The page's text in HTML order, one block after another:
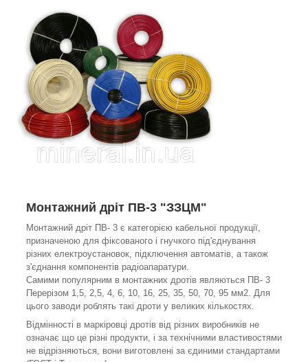
Монтажний дріт ПВ-3 "ЗЗЦМ"
Монтажний дріт ПВ- 3 є категорією кабельної продукції,
призначеною для фіксованого і гнучкого під'єднування
різних електроустановок, підключення автоматів, а також
з'єднання компонентів радіоапаратури.
Самими популярним в монтажних дротів являються ПВ- 3
Перерізом 1,5, 2,5, 4, 6, 10, 16, 25, 35, 50, 70, 95 мм2. Для
цього заводи роблять такі дроти у великих кількостях.
Відмінності в маркіровці дротів від різних виробників не
означає що це різні продукти, і за технічними властивостями
не відрізняються, вони виготовлені за єдиними стандартами